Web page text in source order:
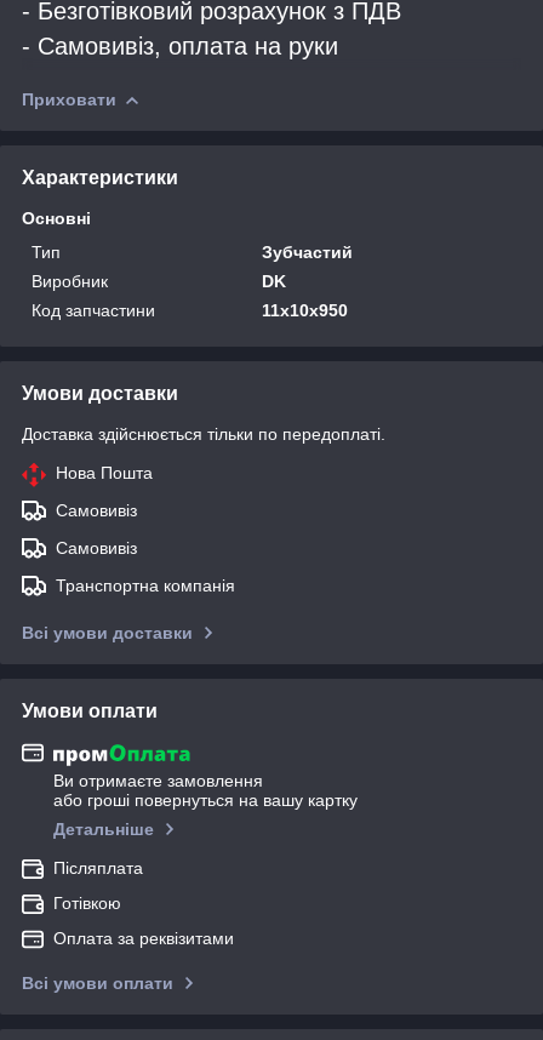
- Безготівковий розрахунок з ПДВ
- Самовивіз, оплата на руки
Приховати
Характеристики
Основні
Тип
Зубчастий
Виробник
DK
Код запчастини
11х10х950
Умови доставки
Доставка здійснюється тільки по передоплаті.
Нова Пошта
Самовивіз
Самовивіз
Транспортна компанія
Всі умови доставки
Умови оплати
Ви отримаєте замовлення
або гроші повернуться на вашу картку
Детальніше
Післяплата
Готівкою
Оплата за реквізитами
Всі умови оплати